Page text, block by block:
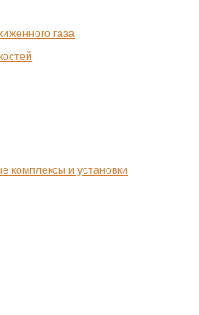
газа
комплексы и установки